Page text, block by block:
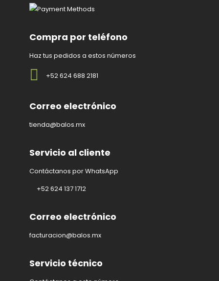
Compra por teléfono
Haz tus pedidos a estos números
+52 624 688 2181
Correo electrónico
tienda@balos.mx
Servicio al cliente
Contáctanos por WhatsApp
+52 624 137 1712
Correo electrónico
facturacion@balos.mx
Servicio técnico